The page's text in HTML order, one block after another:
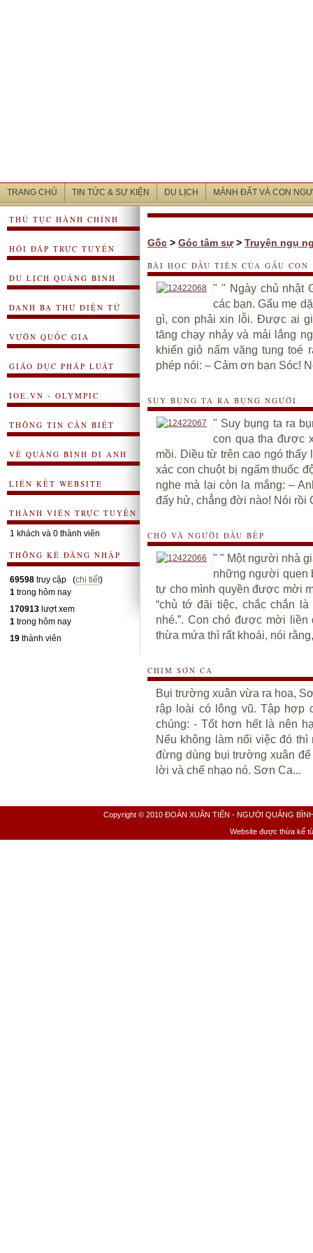
TRANG CHỦ TIN TỨC & SỰ KIỆN DU LỊCH MẢNH ĐẤT VÀ CON
THỦ TỤC HÀNH CHÍNH
HỎI ĐÁP TRỰC TUYẾN
DU LỊCH QUẢNG BÌNH
DANH BẠ THƯ ĐIỆN TỬ
VƯỜN QUỐC GIA
GIÁO DỤC PHÁP LUẬT
IOE.VN - OLYMPIC
THÔNG TIN CẦN BIẾT
VỀ QUẢNG BÌNH ĐI ANH
LIÊN KẾT WEBSITE
THÀNH VIÊN TRỰC TUYẾN
1 khách và 0 thành viên
THÔNG KÊ ĐĂNG NHẬP
69598 truy cập (chi tiết)
1 trong hôm nay
170913 lượt xem
1 trong hôm nay
19 thành viên
Gốc > Góc tâm sự> Truyện ngụ
BÀI HỌC ĐẦU TIÊN CỦA GẤU CON
" " Ngày chủ nhật
các bạn. Gấu mẹ
gì, con phải xin lỗi. Được ai
tăng chạy nhảy và mải lắng
khiến giỏ nấm văng tung toé
phép nói: – Cảm ơn bạn Sóc!
SUY BỤNG TA RA BỤNG NGƯỜI
" Suy bụng ta ra
con quạ tha được
mồi. Diều từ trên cao ngó
xác con chuột bị ngấm thuốc
nghe mà lại còn la mắng: –
đấy hử, chẳng đời nào! Nói rồi
CHÓ VÀ NGƯỜI ĐẦU BẾP
" " Một người nhà
những người quen
tự cho mình quyền được mời
“chủ tớ đãi tiệc, chắc chắn
nhé.”. Con chó được mời
thừa mứa thì rất khoái, nói
CHIM SƠN CA
Bụi trường xuân vừa ra hoa,
rập loài có lông vũ. Tập hợp
chúng: - Tốt hơn hết là nên
Nếu không làm nổi việc đó
đừng dùng bụi trường xuân
lời và chế nhạo nó. Sơn Ca...
Copyright © 2010 ĐOÀN XUÂN TIẾN - NGƯỜI QUẢNG
Website được thừa kế